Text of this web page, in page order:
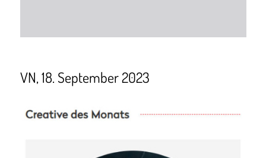
VN, 18. September 2023